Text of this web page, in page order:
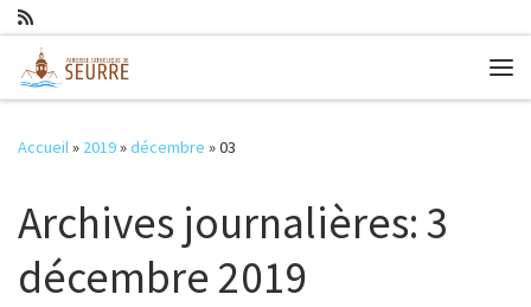
Passer au contenu
Accueil» 2019»décembre »03
Archives journalières:3
décembre 2019